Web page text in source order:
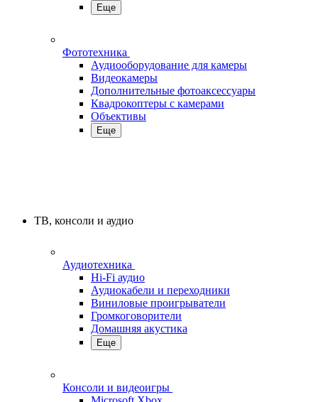
Еще
Фототехника
Аудиооборудование для камеры
Видеокамеры
Дополнительные фотоаксессуары
Квадрокоптеры с камерами
Объективы
Еще
ТВ, консоли и аудио
Аудиотехника
Hi-Fi аудио
Аудиокабели и переходники
Виниловые проигрыватели
Громкоговорители
Домашняя акустика
Еще
Консоли и видеоигры